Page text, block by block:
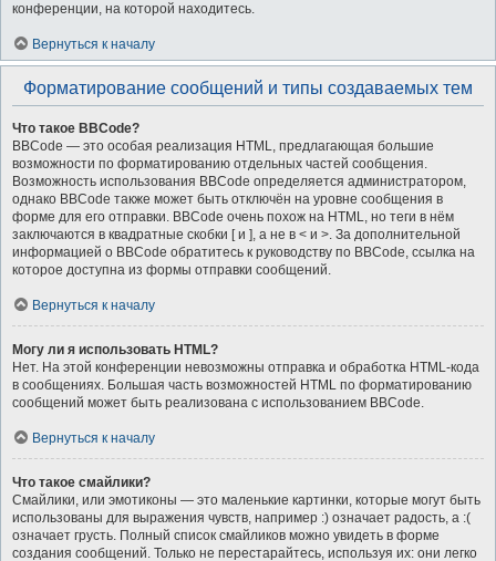
конференции, на которой находитесь.
Вернуться к началу
Форматирование сообщений и типы создаваемых тем
Что такое BBCode?
BBCode — это особая реализация HTML, предлагающая большие
возможности по форматированию отдельных частей сообщения.
Возможность использования BBCode определяется администратором,
однако BBCode также может быть отключён на уровне сообщения в
форме для его отправки. BBCode очень похож на HTML, но теги в нём
заключаются в квадратные скобки [ и ], а не в < и >. За дополнительной
информацией о BBCode обратитесь к руководству по BBCode, ссылка на
которое доступна из формы отправки сообщений.
Вернуться к началу
Могу ли я использовать HTML?
Нет. На этой конференции невозможны отправка и обработка HTML-кода
в сообщениях. Большая часть возможностей HTML по форматированию
сообщений может быть реализована с использованием BBCode.
Вернуться к началу
Что такое смайлики?
Смайлики, или эмотиконы — это маленькие картинки, которые могут быть
использованы для выражения чувств, например :) означает радость, а :(
означает грусть. Полный список смайликов можно увидеть в форме
создания сообщений. Только не перестарайтесь, используя их: они легко